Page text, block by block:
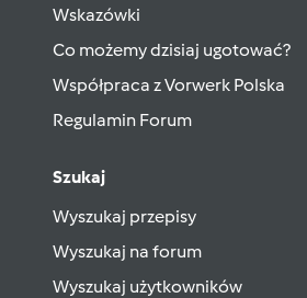
Wskazówki
Co możemy dzisiaj ugotować?
Współpraca z Vorwerk Polska
Regulamin Forum
Szukaj
Wyszukaj przepisy
Wyszukaj na forum
Wyszukaj użytkowników